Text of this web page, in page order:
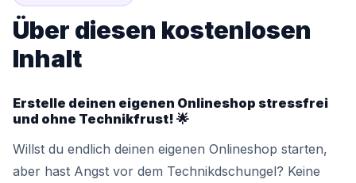
Über diesen kostenlosen
Inhalt
Erstelle deinen eigenen Onlineshop stressfrei
und ohne Technikfrust! 🌟
Willst du endlich deinen eigenen Onlineshop starten,
aber hast Angst vor dem Technikdschungel? Keine